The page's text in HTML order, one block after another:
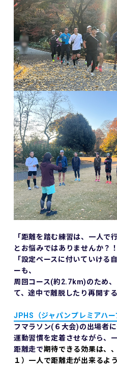
「距離を踏む練習は、一人で
とお悩みではありませんか？！
「設定ペースに付いていける
ーも、
周回コース(約2.7km)のため
て、途中で離脱したり再開す
JPHS（ジャパンプレミアハー
フマラソン(６大会)の出場者
運動習慣を定着させながら、
距離走で期待できる効果は、、
１）一人で距離走が出来るよ